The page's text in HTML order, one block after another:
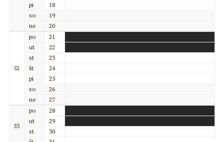
pi
18
so
19
ne
20
52
po
21
ut
22
st
23
št
24
pi
25
so
26
ne
27
53
po
28
ut
29
st
30